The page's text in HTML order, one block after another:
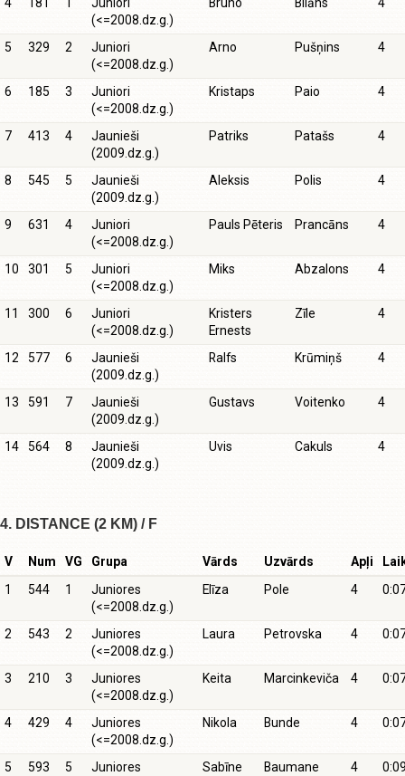
(<=2008.dz.g.)
5 329 2
Juniori
(<=2008.dz.g.)
Arno Pušņins 4
6 185 3
Juniori
(<=2008.dz.g.)
Kristaps Paio 4
7 413 4
Jaunieši
(2009.dz.g.)
Patriks Patašs 4
8 545 5
Jaunieši
(2009.dz.g.)
Aleksis Polis 4
9 631 4
Juniori
(<=2008.dz.g.)
Pauls Pēteris Prancāns 4
10 301 5
Juniori
(<=2008.dz.g.)
Miks Abzalons 4
11 300 6
Juniori
(<=2008.dz.g.)
Kristers
Ernests
Zīle 4
12 577 6
Jaunieši
(2009.dz.g.)
Ralfs Krūmiņš 4
13 591 7
Jaunieši
(2009.dz.g.)
Gustavs Voitenko 4
14 564 8
Jaunieši
(2009.dz.g.)
Uvis Cakuls 4
4. DISTANCE (2 KM) / F
V Num VG Grupa Vārds Uzvārds Apļi
1
544 1
Juniores
(<=2008.dz.g.)
Elīza Pole 4
2 543 2
Juniores
(<=2008.dz.g.)
Laura Petrovska 4
3 210 3
Juniores
(<=2008.dz.g.)
Keita Marcinkeviča 4
4 429 4
Juniores
(<=2008.dz.g.)
Nikola Bunde 4
5 593 5
Juniores
Sabīne Baumane 4